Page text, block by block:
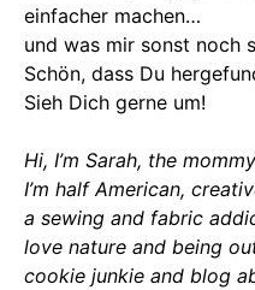
einfacher machen…
und was mir sonst noch
Schön, dass Du
Sieh Dich gerne um!
Hi, I’m Sarah, the
I’m half American,
a sewing and fabric
love nature and being
cookie junkie and blog